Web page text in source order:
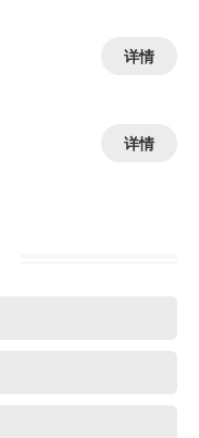
详情
详情